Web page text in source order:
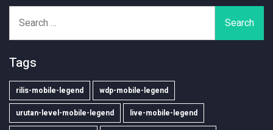
for:
Tags
rilis-mobile-legend wdp-mobile-legend
urutan-level-mobile-legend live-mobile-legend